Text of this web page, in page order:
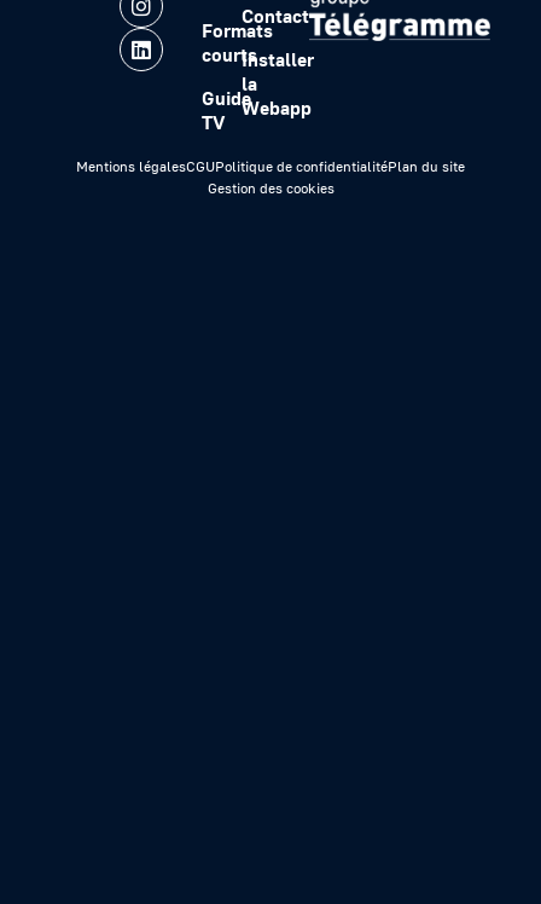
Formats
courts
Guide
TV
Contact
Installer
la
Webapp
Mentions légalesCGUPolitique de confidentialitéPlan du site
Gestion des cookies